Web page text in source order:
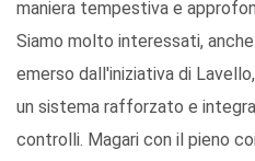
maniera tempestiva e
Siamo molto interessati,
emerso dall'iniziativa di
un sistema rafforzato e
controlli. Magari con il pieno